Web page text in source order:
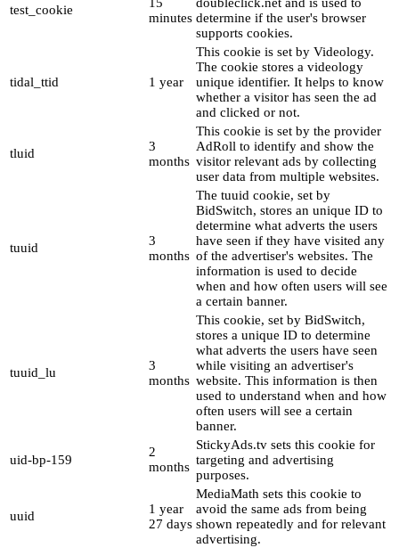
test_cookie
15
minutes
doubleclick.net and is used to
determine if the user's browser
supports cookies.
tidal_ttid 1 year
This cookie is set by Videology.
The cookie stores a videology
unique identifier. It helps to know
whether a visitor has seen the ad
and clicked or not.
tluid
3
months
This cookie is set by the provider
AdRoll to identify and show the
visitor relevant ads by collecting
user data from multiple websites.
tuuid
3
months
The tuuid cookie, set by
BidSwitch, stores an unique ID to
determine what adverts the users
have seen if they have visited any
of the advertiser's websites. The
information is used to decide
when and how often users will see
a certain banner.
tuuid_lu
3
months
This cookie, set by BidSwitch,
stores a unique ID to determine
what adverts the users have seen
while visiting an advertiser's
website. This information is then
used to understand when and how
often users will see a certain
banner.
uid-bp-159
2
months
StickyAds.tv sets this cookie for
targeting and advertising
purposes.
uuid
1 year
27 days
MediaMath sets this cookie to
avoid the same ads from being
shown repeatedly and for relevant
advertising.